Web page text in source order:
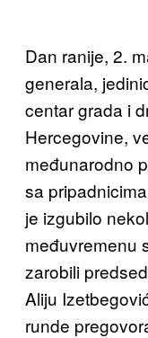
Dan ranije, 2.
generala,
centar grada i
Hercegovine,
međunarodno
sa
je izgubilo
međuvremenu
zarobili
Aliju
runde